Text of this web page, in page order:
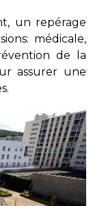
un repérage
médicale,
de la
assurer une